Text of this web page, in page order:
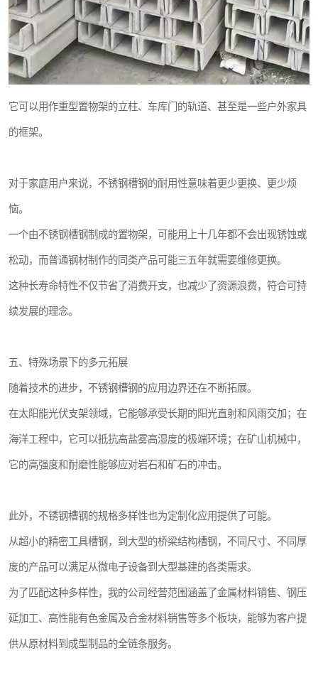
它可以用作重型置物架的立柱、车库门的轨道、甚至是一些户外家具
的框架。
对于家庭用户来说，不锈钢槽钢的耐用性意味着更少更换、更少烦
恼。
一个由不锈钢槽钢制成的置物架，可能用上十几年都不会出现锈蚀或
松动，而普通钢材制作的同类产品可能三五年就需要维修更换。
这种长寿命特性不仅节省了消费开支，也减少了资源浪费，符合可持
续发展的理念。
五、特殊场景下的多元拓展
随着技术的进步，不锈钢槽钢的应用边界还在不断拓展。
在太阳能光伏支架领域，它能够承受长期的阳光直射和风雨交加；在
海洋工程中，它可以抵抗高盐雾高湿度的极端环境；在矿山机械中，
它的高强度和耐磨性能够应对岩石和矿石的冲击。
此外，不锈钢槽钢的规格多样性也为定制化应用提供了可能。
从超小的精密工具槽钢，到大型的桥梁结构槽钢，不同尺寸、不同厚
度的产品可以满足从微电子设备到大型基建的各类需求。
为了匹配这种多样性，我的公司经营范围涵盖了金属材料销售、钢压
延加工、高性能有色金属及合金材料销售等多个板块，能够为客户提
供从原材料到成型制品的全链条服务。